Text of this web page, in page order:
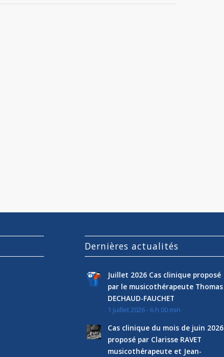
Dernières actualités
Juillet 2026 Cas clinique proposé
par le musicothérapeute Thomas
DECHAUD-FAUCHET
1 juillet 2026 - 6 h 00 min
Cas clinique du mois de juin 2026
proposé par Clarisse RAVET
musicothérapeute et Jean-